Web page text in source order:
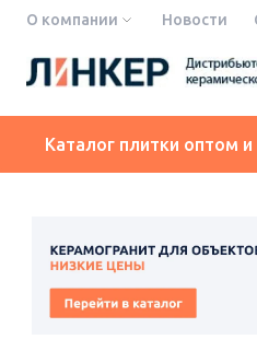
О компании Новости
Каталог плитки оптом и